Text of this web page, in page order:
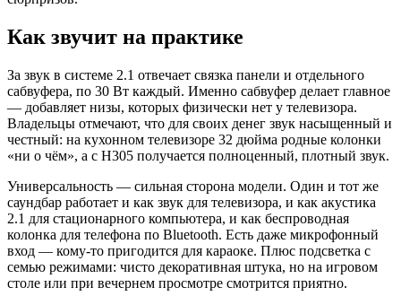
Как звучит на практике
За звук в системе 2.1 отвечает связка панели и отдельного
сабвуфера, по 30 Вт каждый. Именно сабвуфер делает главное
— добавляет низы, которых физически нет у телевизора.
Владельцы отмечают, что для своих денег звук насыщенный и
честный: на кухонном телевизоре 32 дюйма родные колонки
«ни о чём», а с H305 получается полноценный, плотный звук.
Универсальность — сильная сторона модели. Один и тот же
саундбар работает и как звук для телевизора, и как акустика
2.1 для стационарного компьютера, и как беспроводная
колонка для телефона по Bluetooth. Есть даже микрофонный
вход — кому-то пригодится для караоке. Плюс подсветка с
семью режимами: чисто декоративная штука, но на игровом
столе или при вечернем просмотре смотрится приятно.